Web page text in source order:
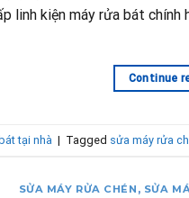
linh kiện máy rửa bát
Continue
tại nhà | Tagged sửa máy rửa
SỬA MÁY RỬA CHÉN , SỬA